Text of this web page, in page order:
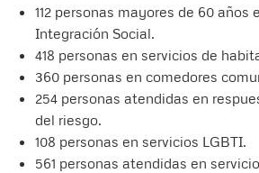
112 personas mayores de 60 años
Integración Social.
418 personas en servicios de
360 personas en comedores
254 personas atendidas en
del riesgo.
108 personas en servicios LGBTI.
561 personas atendidas en